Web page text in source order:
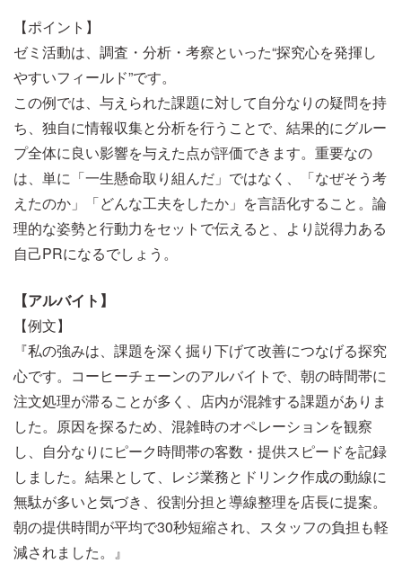
【ポイント】
ゼミ活動は、調査・分析・考察といった“探究心を発揮し
やすいフィールド”です。
この例では、与えられた課題に対して自分なりの疑問を持
ち、独自に情報収集と分析を行うことで、結果的にグルー
プ全体に良い影響を与えた点が評価できます。重要なの
は、単に「一生懸命取り組んだ」ではなく、「なぜそう考
えたのか」「どんな工夫をしたか」を言語化すること。論
理的な姿勢と行動力をセットで伝えると、より説得力ある
自己PRになるでしょう。
【アルバイト】
【例文】
『私の強みは、課題を深く掘り下げて改善につなげる探究
心です。コーヒーチェーンのアルバイトで、朝の時間帯に
注文処理が滞ることが多く、店内が混雑する課題がありま
した。原因を探るため、混雑時のオペレーションを観察
し、自分なりにピーク時間帯の客数・提供スピードを記録
しました。結果として、レジ業務とドリンク作成の動線に
無駄が多いと気づき、役割分担と導線整理を店長に提案。
朝の提供時間が平均で30秒短縮され、スタッフの負担も軽
減されました。』